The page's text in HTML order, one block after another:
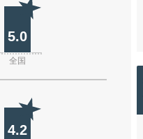
5.0
全国
4.2